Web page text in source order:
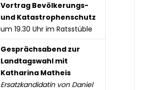
Vortrag Bevölkerungs-
und Katastrophenschutz
um 19.30 Uhr im Ratsstüble
Gesprächsabend zur
Landtagswahl mit
Katharina Matheis
Ersatzkandidatin von Daniel